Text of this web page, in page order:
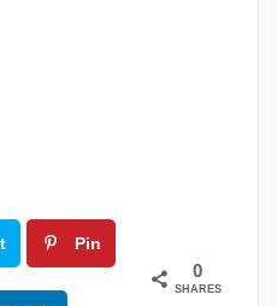
Pin
0
SHARES